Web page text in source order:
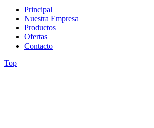
Principal
Nuestra Empresa
Productos
Ofertas
Contacto
Top